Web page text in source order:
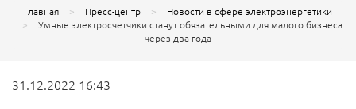
Главная Пресс-центр
Новости в сфере электроэнергетики
Умные электросчетчики станут обязательными для малого бизнеса
через два года
31.12.2022 16:43